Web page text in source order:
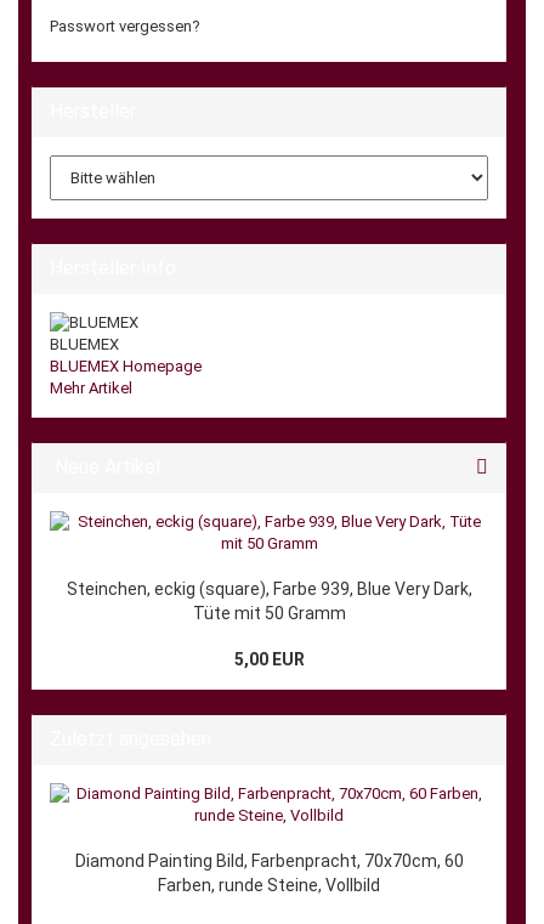
Passwort vergessen?
BLUEMEX
BLUEMEX Homepage
Mehr Artikel
Steinchen, eckig (square), Farbe 939, Blue Very Dark,
Tüte mit 50 Gramm
5,00 EUR
Diamond Painting Bild, Farbenpracht, 70x70cm, 60
Farben, runde Steine, Vollbild